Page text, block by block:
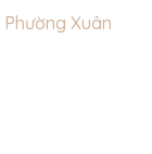
Xuân